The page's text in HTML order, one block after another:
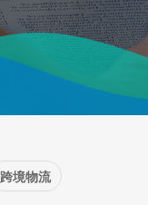
跨境物流